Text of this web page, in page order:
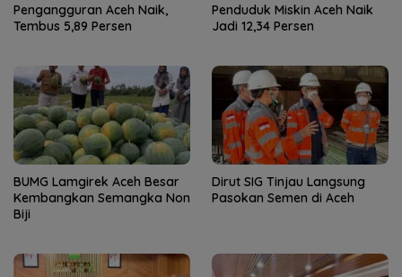
Pengangguran Aceh Naik,
Tembus 5,89 Persen
Penduduk Miskin Aceh Naik
Jadi 12,34 Persen
BUMG Lamgirek Aceh Besar
Kembangkan Semangka Non
Biji
Dirut SIG Tinjau Langsung
Pasokan Semen di Aceh